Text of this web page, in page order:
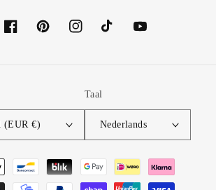
FacebookPinterestInstagramTikTokYouTube
(EUR €)
Taal
Nederlands